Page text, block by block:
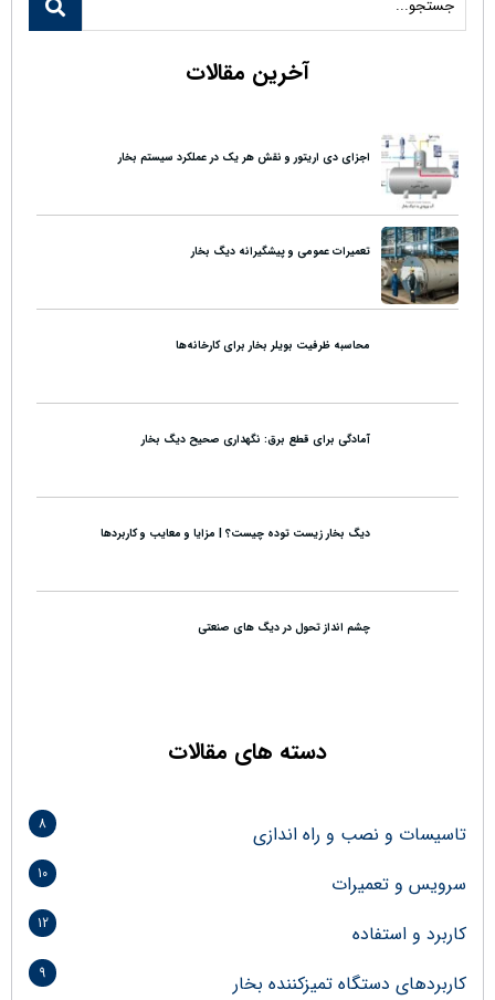
a
m
p آخرین مقالات
اجزای دی اریتور و نقش هر یک در عملکرد سیستم بخار
تعمیرات عمومی و پیشگیرانه دیگ بخار
محاسبه ظرفیت بویلر بخار برای کارخانه‌ها
آمادگی برای قطع برق: نگهداری صحیح دیگ بخار
دیگ بخار زیست توده چیست؟ | مزایا و معایب و کاربردها
چشم انداز تحول در دیگ های صنعتی
دسته های مقالات
تاسیسات و نصب و راه اندازی 8
سرویس و تعمیرات 10
کاربرد و استفاده 12
کاربردهای دستگاه تمیزکننده بخار 9